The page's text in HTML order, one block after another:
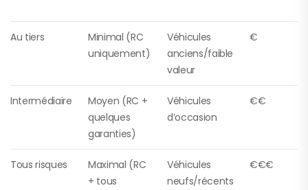
Au tiers
Minimal (RC
uniquement)
Véhicules
anciens/faible
valeur
€
Intermédiaire
Moyen (RC +
quelques
garanties)
Véhicules
d’occasion
€€
Tous risques
Maximal (RC
+ tous
Véhicules
neufs/récents
€€€